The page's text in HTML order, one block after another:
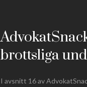
brottsliga
I avsnitt 16 av